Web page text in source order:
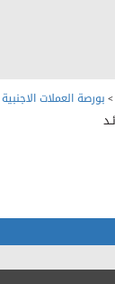
> بورصة العملات الاجنبية